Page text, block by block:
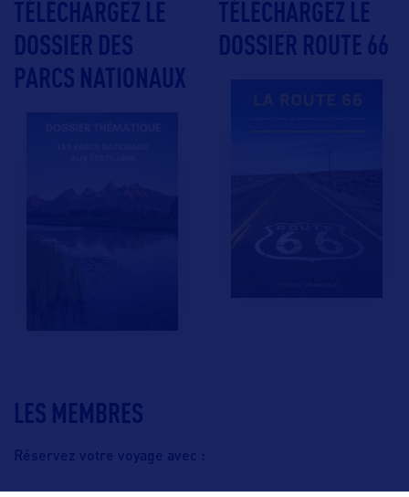
LES MEMBRES
Réservez votre voyage avec :
TÉLÉCHARGEZ LE
DOSSIER DES
PARCS NATIONAUX
TÉLÉCHARGEZ LE
DOSSIER ROUTE 66